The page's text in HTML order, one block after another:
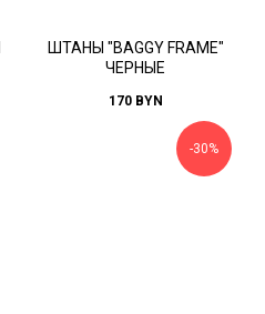
ШТАНЫ "BAGGY FRAME"
ЧЕРНЫЕ
170 BYN
-30%